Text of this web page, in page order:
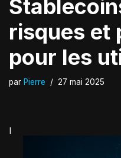
risques et
pour les
par Pierre 27 mai 2025
I